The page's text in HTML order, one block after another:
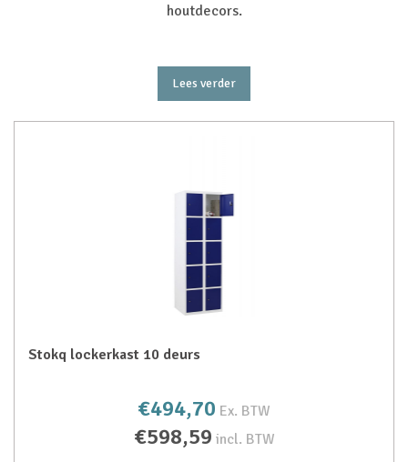
houtdecors.
Lees verder
Stokq lockerkast 10 deurs
€494,70 Ex. BTW
€598,59 incl. BTW